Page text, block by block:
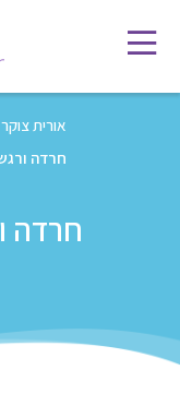
אורית צוקר Ph.D
חרדה
חרדה